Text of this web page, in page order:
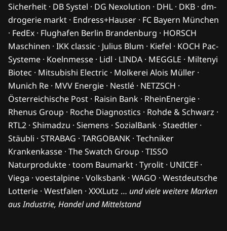
Sicherheit · DB Systel · DG Nexolution · DHL · DKB · dm-
drogerie markt · Endress+Hauser · FC Bayern München
· FedEx · Flughafen Berlin Brandenburg · HORSCH
Maschinen · IKK classic · Julius Blum · Kiefel · KOCH Pac-
Systeme · Koelnmesse · Lidl · LINDA · MEGGLE · Miltenyi
Biotec · Mitsubishi Electric · Molkerei Alois Müller ·
Munich Re · MVV Energie · Nestlé · NETZSCH ·
Österreichische Post · Raisin Bank · RheinEnergie ·
Rhenus Group · Roche Diagnostics · Rohde & Schwarz ·
RTL2 · Shimadzu · Siemens · SozialBank · Staedtler ·
Stäubli · STRABAG · TARGOBANK · Techniker
Krankenkasse · The Swatch Group · TISSO
Naturprodukte · toom Baumarkt · Tyrolit · UNICEF ·
Viega · voestalpine · Volksbank · WAGO · Westdeutsche
Lotterie · Westfalen · XXXLutz … und viele weitere Marken
aus Industrie, Handel und Mittelstand